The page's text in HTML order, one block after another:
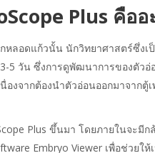
Plus คืออ
หลอดแก้วนั้น นักวิทยาศาสตร์ซึ่งเ
5 วัน ซึ่งการดูพัฒนาการของตัว
จากต้องนำตัวอ่อนออกมาจากตู้
Plus ขึ้นมา โดยภายในจ
Embryo Viewer เพื่อช่วย